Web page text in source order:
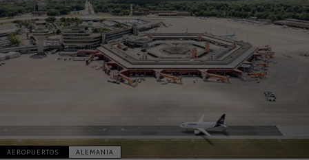
AEROPUERTOS ALEMANIA